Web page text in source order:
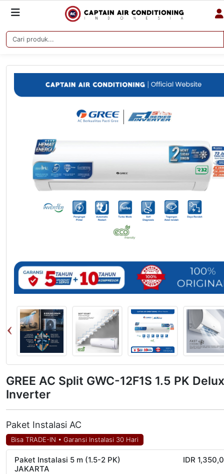
GREE AC Split GWC-12F1S 1.5 PK
Inverter
Paket Instalasi AC
Bisa TRADE-IN • Garansi Instalasi 30 Hari
Paket Instalasi 5 m (1.5-2 PK)
JAKARTA
IDR